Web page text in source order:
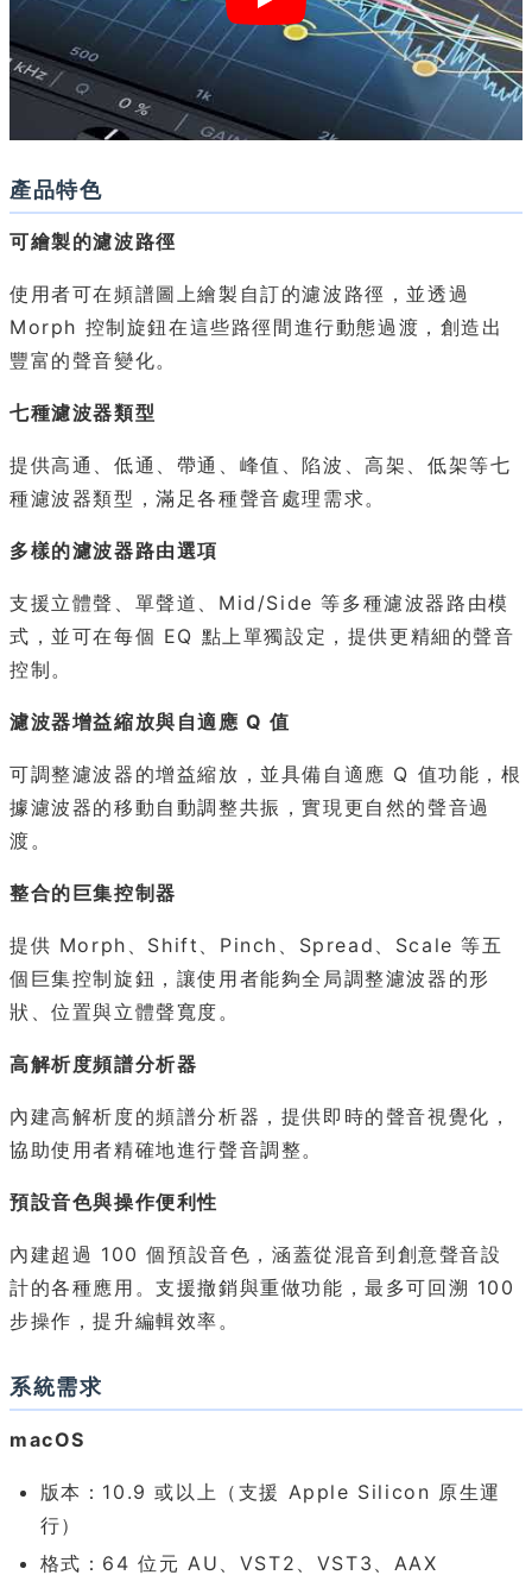
產品特色
可繪製的濾波路徑
使用者可在頻譜圖上繪製自訂的濾波路徑，並透過
Morph 控制旋鈕在這些路徑間進行動態過渡，創造出
豐富的聲音變化。
七種濾波器類型
提供高通、低通、帶通、峰值、陷波、高架、低架等七
種濾波器類型，滿足各種聲音處理需求。
多樣的濾波器路由選項
支援立體聲、單聲道、Mid/Side 等多種濾波器路由模
式，並可在每個 EQ 點上單獨設定，提供更精細的聲音
控制。
濾波器增益縮放與自適應 Q 值
可調整濾波器的增益縮放，並具備自適應 Q 值功能，根
據濾波器的移動自動調整共振，實現更自然的聲音過
渡。
整合的巨集控制器
提供 Morph、Shift、Pinch、Spread、Scale 等五
個巨集控制旋鈕，讓使用者能夠全局調整濾波器的形
狀、位置與立體聲寬度。
高解析度頻譜分析器
內建高解析度的頻譜分析器，提供即時的聲音視覺化，
協助使用者精確地進行聲音調整。
預設音色與操作便利性
內建超過 100 個預設音色，涵蓋從混音到創意聲音設
計的各種應用。支援撤銷與重做功能，最多可回溯 100
步操作，提升編輯效率。
系統需求
macOS
版本：10.9 或以上（支援 Apple Silicon 原生運
行）
格式：64 位元 AU、VST2、VST3、AAX